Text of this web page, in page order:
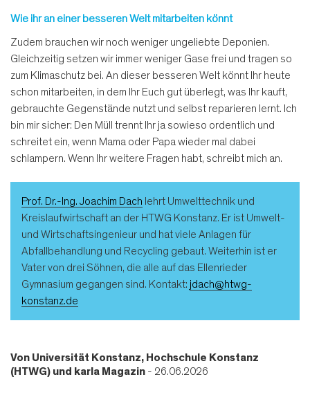
Wie ihr an einer besseren Welt mitarbeiten könnt
Zudem brauchen wir noch weniger ungeliebte Deponien.
Gleichzeitig setzen wir immer weniger Gase frei und tragen so
zum Klimaschutz bei. An dieser besseren Welt könnt Ihr heute
schon mitarbeiten, in dem Ihr Euch gut überlegt, was Ihr kauft,
gebrauchte Gegenstände nutzt und selbst reparieren lernt. Ich
bin mir sicher: Den Müll trennt Ihr ja sowieso ordentlich und
schreitet ein, wenn Mama oder Papa wieder mal dabei
schlampern. Wenn Ihr weitere Fragen habt, schreibt mich an.
Prof. Dr.-Ing. Joachim Dach lehrt Umwelttechnik und
Kreislaufwirtschaft an der HTWG Konstanz. Er ist Umwelt-
und Wirtschaftsingenieur und hat viele Anlagen für
Abfallbehandlung und Recycling gebaut. Weiterhin ist er
Vater von drei Söhnen, die alle auf das Ellenrieder
Gymnasium gegangen sind. Kontakt: jdach@htwg-
konstanz.de
Von Universität Konstanz, Hochschule Konstanz
(HTWG) und karla Magazin - 26.06.2026